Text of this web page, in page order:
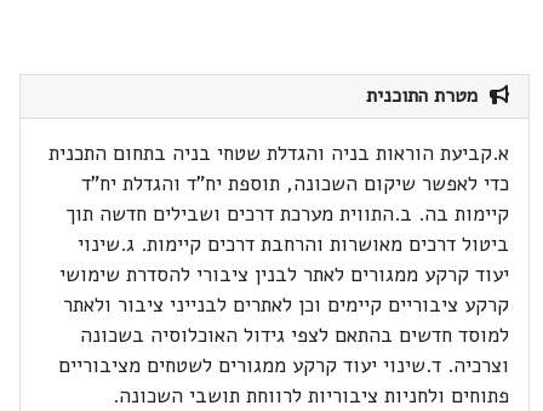
מטרת התוכנית
א.קביעת הוראות בניה והגדלת שטחי בניה בתחום התכנית
כדי לאפשר שיקום השכונה, תוספת יח"ד והגדלת יח"ד
קיימות בה. ב.התווית מערכת דרכים ושבילים חדשה תוך
ביטול דרכים מאושרות והרחבת דרכים קיימות. ג.שינוי
יעוד קרקע ממגורים לאתר לבנין ציבורי להסדרת שימושי
קרקע ציבוריים קיימים וכן לאתרים לבנייני ציבור ולאתר
למוסד חדשים בהתאם לצפי גידול האוכלוסיה בשכונה
וצרכיה. ד.שינוי יעוד קרקע ממגורים לשטחים מציבוריים
פתוחים ולחניות ציבוריות לרווחת תושבי השכונה.